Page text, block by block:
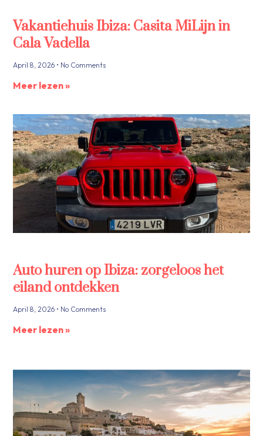
Vakantiehuis Ibiza: Casita MiLijn in
Cala Vadella
April 8, 2026 No Comments
Meer lezen »
Auto huren op Ibiza: zorgeloos het
eiland ontdekken
April 8, 2026 No Comments
Meer lezen »